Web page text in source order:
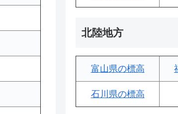
北陸地方
富山県の標高
石川県の標高